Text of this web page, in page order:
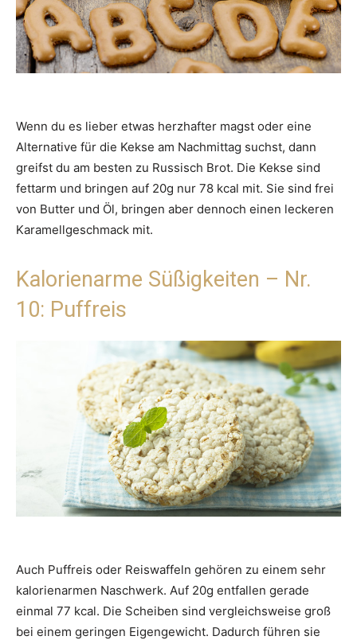
Wenn du es lieber etwas herzhafter magst oder eine
Alternative für die Kekse am Nachmittag suchst, dann
greifst du am besten zu Russisch Brot. Die Kekse sind
fettarm und bringen auf 20g nur 78 kcal mit. Sie sind frei
von Butter und Öl, bringen aber dennoch einen leckeren
Karamellgeschmack mit.
Kalorienarme Süßigkeiten – Nr.
10: Puffreis
Auch Puffreis oder Reiswaffeln gehören zu einem sehr
kalorienarmen Naschwerk. Auf 20g entfallen gerade
einmal 77 kcal. Die Scheiben sind vergleichsweise groß
bei einem geringen Eigengewicht. Dadurch führen sie